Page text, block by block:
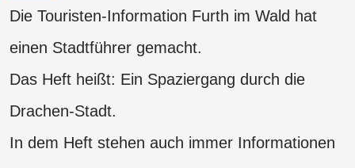
Die Touristen-Information Furth im Wald hat
einen Stadtführer gemacht.
Das Heft heißt: Ein Spaziergang durch die
Drachen-Stadt.
In dem Heft stehen auch immer Informationen